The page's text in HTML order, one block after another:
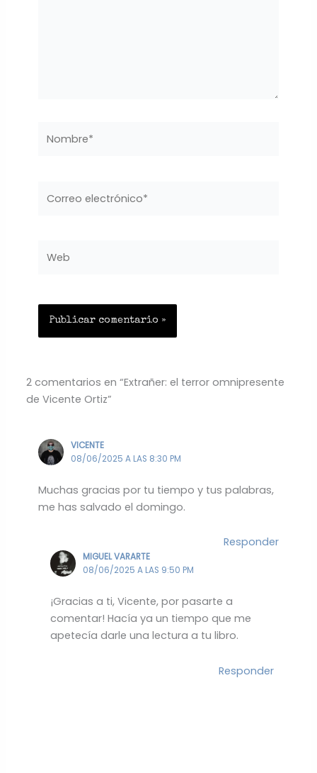
electrónico*
2 comentarios en “Extrañer: el terror omnipresente
de Vicente Ortiz”
VICENTE
08/06/2025 A LAS 8:30 PM
Muchas gracias por tu tiempo y tus palabras,
me has salvado el domingo.
Responder
MIGUEL VARARTE
08/06/2025 A LAS 9:50 PM
¡Gracias a ti, Vicente, por pasarte a
comentar! Hacía ya un tiempo que me
apetecía darle una lectura a tu libro.
Responder